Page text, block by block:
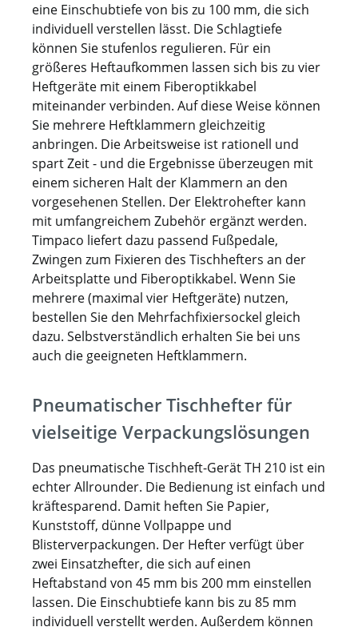
eine Einschubtiefe von bis zu 100 mm, die sich
individuell verstellen lässt. Die Schlagtiefe
können Sie stufenlos regulieren. Für ein
größeres Heftaufkommen lassen sich bis zu vier
Heftgeräte mit einem Fiberoptikkabel
miteinander verbinden. Auf diese Weise können
Sie mehrere Heftklammern gleichzeitig
anbringen. Die Arbeitsweise ist rationell und
spart Zeit - und die Ergebnisse überzeugen mit
einem sicheren Halt der Klammern an den
vorgesehenen Stellen. Der Elektrohefter kann
mit umfangreichem Zubehör ergänzt werden.
Timpaco liefert dazu passend Fußpedale,
Zwingen zum Fixieren des Tischhefters an der
Arbeitsplatte und Fiberoptikkabel. Wenn Sie
mehrere (maximal vier Heftgeräte) nutzen,
bestellen Sie den Mehrfachfixiersockel gleich
dazu. Selbstverständlich erhalten Sie bei uns
auch die geeigneten Heftklammern.
Pneumatischer Tischhefter für
vielseitige Verpackungslösungen
Das pneumatische Tischheft-Gerät TH 210 ist ein
echter Allrounder. Die Bedienung ist einfach und
kräftesparend. Damit heften Sie Papier,
Kunststoff, dünne Vollpappe und
Blisterverpackungen. Der Hefter verfügt über
zwei Einsatzhefter, die sich auf einen
Heftabstand von 45 mm bis 200 mm einstellen
lassen. Die Einschubtiefe kann bis zu 85 mm
individuell verstellt werden. Außerdem können